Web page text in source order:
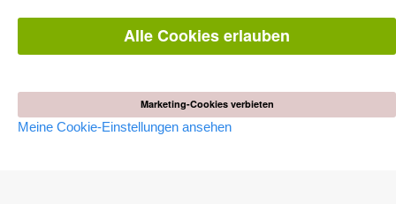
Alle Cookies erlauben
Marketing-Cookies verbieten
Meine Cookie-Einstellungen ansehen
Habilitation publizieren
Tagungsband publizieren